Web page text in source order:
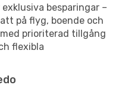
besparingar –
på flyg, boende och
prioriterad tillgång
flexibla